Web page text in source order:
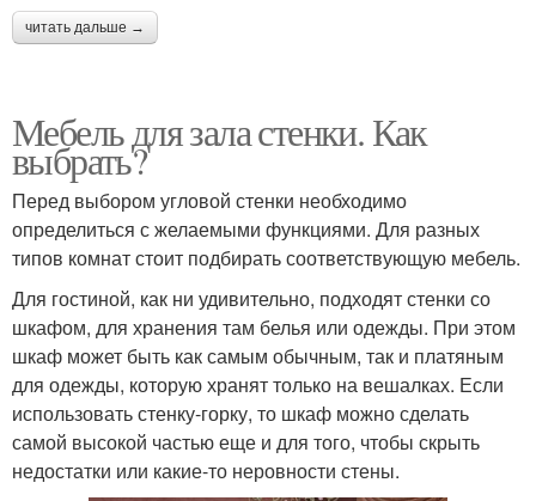
читать дальше →
Мебель для зала стенки. Как
выбрать?
Перед выбором угловой стенки необходимо
определиться с желаемыми функциями. Для разных
типов комнат стоит подбирать соответствующую мебель.
Для гостиной, как ни удивительно, подходят стенки со
шкафом, для хранения там белья или одежды. При этом
шкаф может быть как самым обычным, так и платяным
для одежды, которую хранят только на вешалках. Если
использовать стенку-горку, то шкаф можно сделать
самой высокой частью еще и для того, чтобы скрыть
недостатки или какие-то неровности стены.